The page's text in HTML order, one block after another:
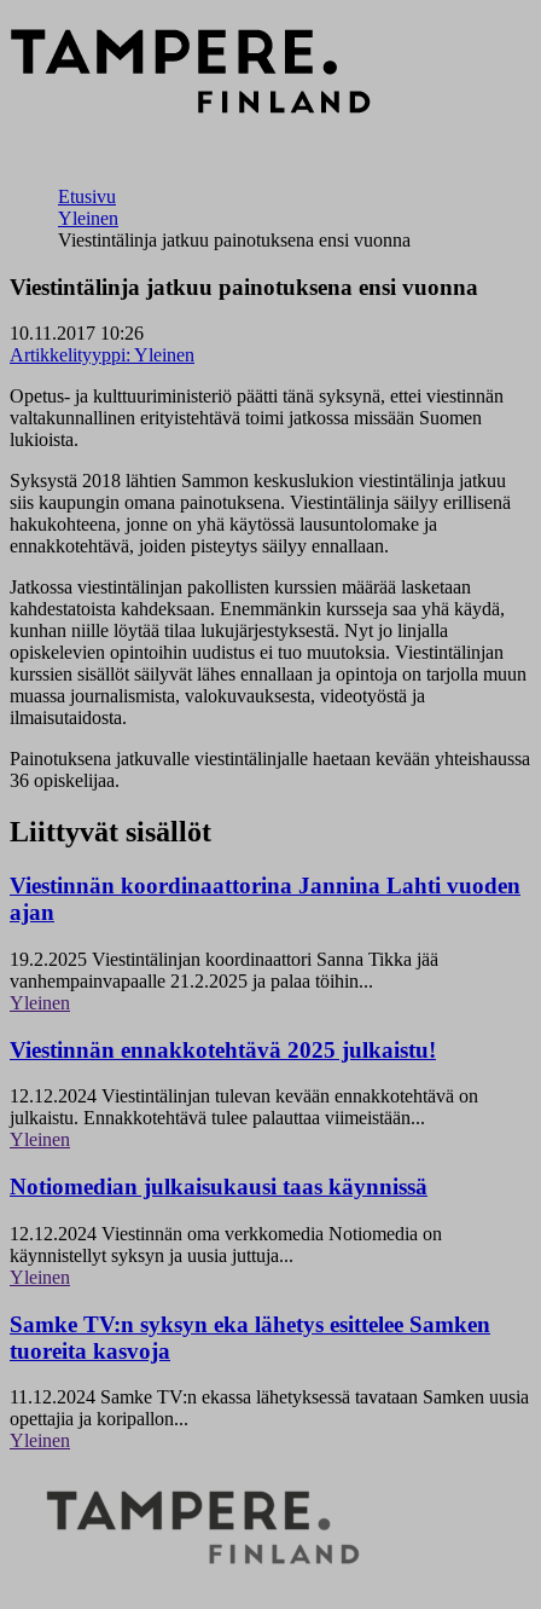
Etusivu
Yleinen
Viestintälinja jatkuu painotuksena ensi vuonna
Viestintälinja jatkuu painotuksena ensi vuonna
10.11.2017 10:26
Artikkelityyppi: Yleinen
Opetus- ja kulttuuriministeriö päätti tänä syksynä, ettei viestinnän
valtakunnallinen erityistehtävä toimi jatkossa missään Suomen
lukioista.
Syksystä 2018 lähtien Sammon keskuslukion viestintälinja jatkuu
siis kaupungin omana painotuksena. Viestintälinja säilyy erillisenä
hakukohteena, jonne on yhä käytössä lausuntolomake ja
ennakkotehtävä, joiden pisteytys säilyy ennallaan.
Jatkossa viestintälinjan pakollisten kurssien määrää lasketaan
kahdestatoista kahdeksaan. Enemmänkin kursseja saa yhä käydä,
kunhan niille löytää tilaa lukujärjestyksestä. Nyt jo linjalla
opiskelevien opintoihin uudistus ei tuo muutoksia. Viestintälinjan
kurssien sisällöt säilyvät lähes ennallaan ja opintoja on tarjolla muun
muassa journalismista, valokuvauksesta, videotyöstä ja
ilmaisutaidosta.
Painotuksena jatkuvalle viestintälinjalle haetaan kevään yhteishaussa
36 opiskelijaa.
Liittyvät sisällöt
Viestinnän koordinaattorina Jannina Lahti vuoden
ajan
19.2.2025 Viestintälinjan koordinaattori Sanna Tikka jää
vanhempainvapaalle 21.2.2025 ja palaa töihin...
Yleinen
Viestinnän ennakkotehtävä 2025 julkaistu!
12.12.2024 Viestintälinjan tulevan kevään ennakkotehtävä on
julkaistu. Ennakkotehtävä tulee palauttaa viimeistään...
Yleinen
Notiomedian julkaisukausi taas käynnissä
12.12.2024 Viestinnän oma verkkomedia Notiomedia on
käynnistellyt syksyn ja uusia juttuja...
Yleinen
Samke TV:n syksyn eka lähetys esittelee Samken
tuoreita kasvoja
11.12.2024 Samke TV:n ekassa lähetyksessä tavataan Samken uusia
opettajia ja koripallon...
Yleinen